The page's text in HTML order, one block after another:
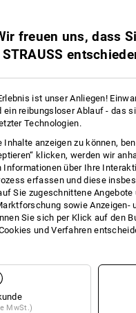
freuen uns, dass
STRAUSS
ist unser Anliegen!
reibungsloser Ablauf - das
Technologien.
anzeigen zu können,
klicken, werden wir
Informationen über Ihre
erfassen und diese
Sie zugeschnittene Angebote
sowie Anzeigen-
Sie sich per Klick auf den
und Verfahren
MwSt.)